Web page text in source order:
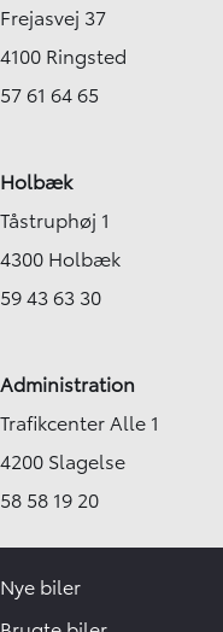
Frejasvej 37
4100 Ringsted
57 61 64 65
Holbæk
Tåstruphøj 1
4300 Holbæk
59 43 63 30
Administration
Trafikcenter Alle 1
4200 Slagelse
58 58 19 20
Nye biler